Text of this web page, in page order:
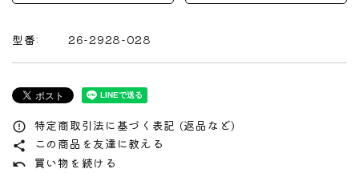
型番: 26-2928-028
error_outline 特定商取引法に基づく表記 (返品など)
share この商品を友達に教える
undo 買い物を続ける